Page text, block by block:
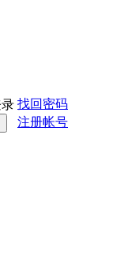
找回密码
注册帐号